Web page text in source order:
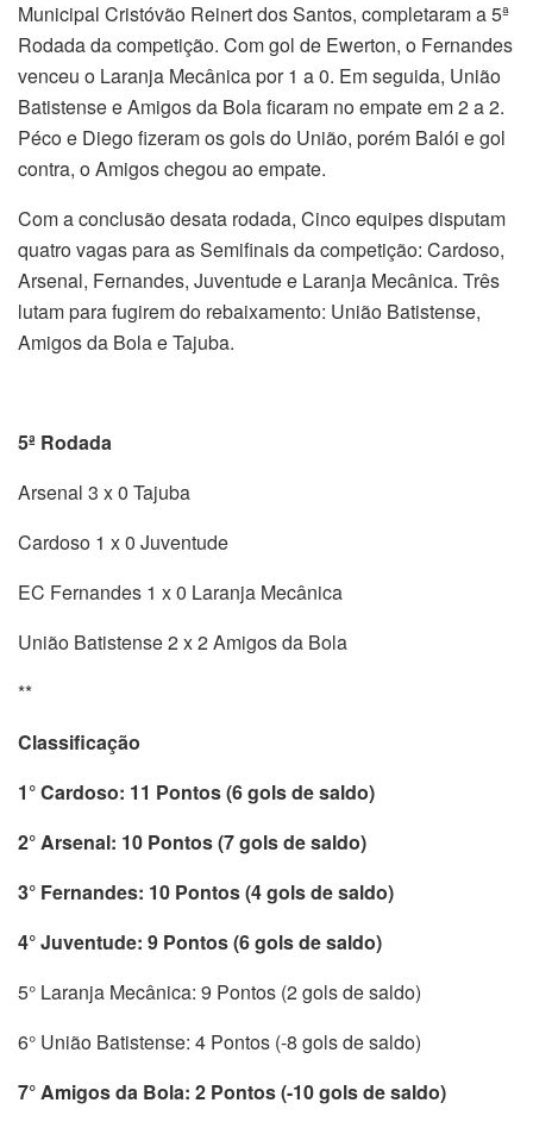
Municipal Cristóvão Reinert dos Santos, completaram a 5ª
Rodada da competição. Com gol de Ewerton, o Fernandes
venceu o Laranja Mecânica por 1 a 0. Em seguida, União
Batistense e Amigos da Bola ficaram no empate em 2 a 2.
Péco e Diego fizeram os gols do União, porém Balói e gol
contra, o Amigos chegou ao empate.
Com a conclusão desata rodada, Cinco equipes disputam
quatro vagas para as Semifinais da competição: Cardoso,
Arsenal, Fernandes, Juventude e Laranja Mecânica. Três
lutam para fugirem do rebaixamento: União Batistense,
Amigos da Bola e Tajuba.
5ª Rodada
Arsenal 3 x 0 Tajuba
Cardoso 1 x 0 Juventude
EC Fernandes 1 x 0 Laranja Mecânica
União Batistense 2 x 2 Amigos da Bola
**
Classificação
1° Cardoso: 11 Pontos (6 gols de saldo)
2° Arsenal: 10 Pontos (7 gols de saldo)
3° Fernandes: 10 Pontos (4 gols de saldo)
4° Juventude: 9 Pontos (6 gols de saldo)
5° Laranja Mecânica: 9 Pontos (2 gols de saldo)
6° União Batistense: 4 Pontos (-8 gols de saldo)
7° Amigos da Bola: 2 Pontos (-10 gols de saldo)